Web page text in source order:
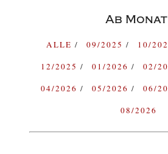
Ab Monat
ALLE 09/2025 10/
12/2025
01/2026 02/
04/2026
05/2026 06/
08/2026